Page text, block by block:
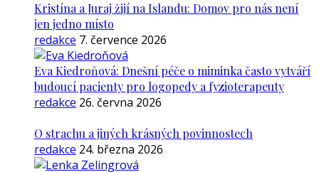
Kristína a Juraj žijí na Islandu: Domov pro nás není
jen jedno místo
redakce 7. července 2026
Eva Kiedroňová: Dnešní péče o miminka často vytváří
budoucí pacienty pro logopedy a fyzioterapeuty
redakce 26. června 2026
O strachu a jiných krásných povinnostech
redakce 24. března 2026